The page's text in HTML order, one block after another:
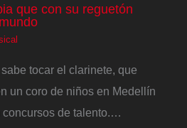
que con su reguetón
tocar el clarinete, que
un coro de niños en Medellín
de talento.…